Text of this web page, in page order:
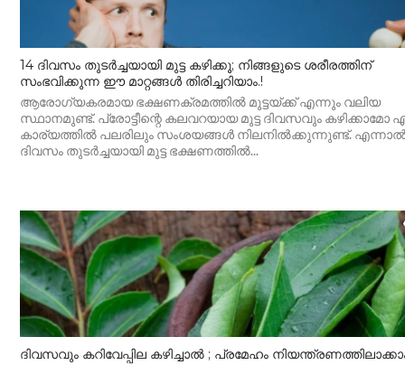
14 ദിവസം തുടർച്ചയായി മുട്ട കഴിക്കൂ; നിങ്ങളുടെ ശരീരത്തിന്
സംഭവിക്കുന്ന ഈ മാറ്റങ്ങൾ തിരിച്ചറിയാം.!
ആരോഗ്യകരമായ ഭക്ഷണക്രമത്തിൽ മുട്ടയ്ക്ക് എന്നും വലിയ
സ്ഥാനമുണ്ട്. പ്രോട്ടീന്റെ കലവറയായ മുട്ട ദിവസവും കഴിക്കാമോ
കാര്യത്തിൽ പലരിലും സംശയങ്ങൾ നിലനിൽക്കുന്നുണ്ട്. എന്നാൽ
ദിവസം തുടർച്ചയായി മുട്ട ഭക്ഷണത്തിൽ...
ദിവസവും കറിവേപ്പില കഴിച്ചാൽ ; പ്രമേഹം